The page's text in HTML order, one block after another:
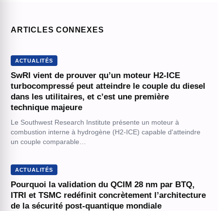
ARTICLES CONNEXES
ACTUALITÉS
SwRI vient de prouver qu’un moteur H2-ICE
turbocompressé peut atteindre le couple du diesel
dans les utilitaires, et c’est une première
technique majeure
Le Southwest Research Institute présente un moteur à
combustion interne à hydrogène (H2-ICE) capable d'atteindre
un couple comparable…
ACTUALITÉS
Pourquoi la validation du QCIM 28 nm par BTQ,
ITRI et TSMC redéfinit concrètement l’architecture
de la sécurité post-quantique mondiale